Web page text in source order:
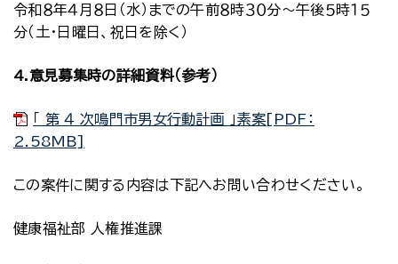
令和８年４月８日（水）までの午前８時３０分～午後５時１５
分（土・日曜日、祝日を除く）
4.意見募集時の詳細資料（参考）
「 第 ４ 次鳴門市男女行動計画 」素案[PDF：
2.58MB]
この案件に関する内容は下記へお問い合わせください。
健康福祉部 人権推進課